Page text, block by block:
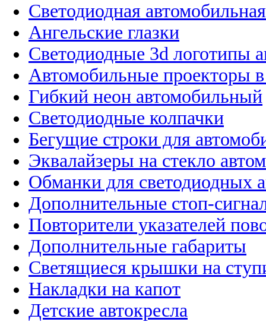
Светодиодная
Ангельские глазки
Светодиодные 3d логотипы
Автомобильные проекторы
Гибкий неон автомобильный
Светодиодные колпачки
Бегущие строки для
Эквалайзеры на стекло
Обманки для светодиодных
Дополнительные стоп-
Повторители указателей
Дополнительные габариты
Светящиеся крышки на
Накладки на капот
Детские автокресла